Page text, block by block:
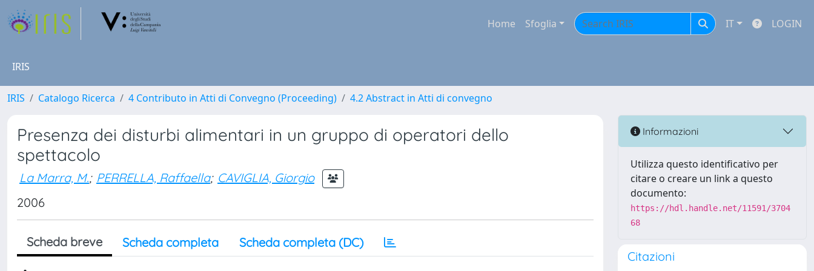
Home Sfoglia IT LOGIN
IRIS
IRIS Catalogo Ricerca 4 Contributo in Atti di Convegno (Proceeding) 4.2 Abstract in Atti di convegno
Presenza dei disturbi alimentari in un gruppo di operatori dello
spettacolo
La Marra, M.; PERRELLA, Raffaella; CAVIGLIA, Giorgio
2006
Scheda breve Scheda completa Scheda completa (DC)
Informazioni
Utilizza questo identificativo per
citare o creare un link a questo
documento:
https://hdl.handle.net/11591/3704
68
Citazioni